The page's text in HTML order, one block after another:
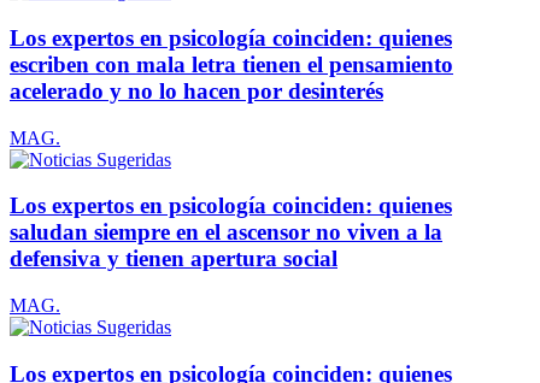
Los expertos en psicología coinciden: quienes
escriben con mala letra tienen el pensamiento
acelerado y no lo hacen por desinterés
MAG.
Los expertos en psicología coinciden: quienes
saludan siempre en el ascensor no viven a la
defensiva y tienen apertura social
MAG.
Los expertos en psicología coinciden: quienes